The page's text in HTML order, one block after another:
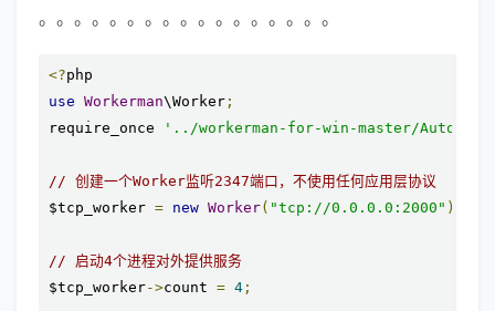
。。。。。。。。。。。。。。。。。
<?
use Workerman\Worker ;
require_once
'../workerman-for-win-master/
// 创建一个Worker监听2347端口，不使用任何应用层协议
$tcp_worker = new Worker( "tcp://0.0.0.0:2000" );
// 启动4个进程对外提供服务
$tcp_worker->count = 4 ;